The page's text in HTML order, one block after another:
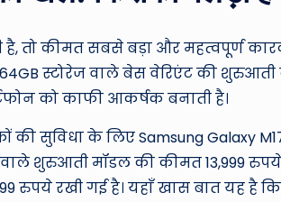
तो कीमत सबसे बड़ा और महत्वपूर्ण
स्टोरेज वाले बेस वेरिएंट की शुरुआती
को काफी आकर्षक बनाती है।
सुविधा के लिए Samsung Galaxy
शुरुआती मॉडल की कीमत 13,999
रुपये रखी गई है। यहाँ खास बात यह है